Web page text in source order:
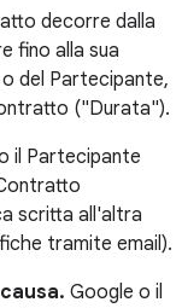
decorre dalla
fino alla sua
del Partecipante,
("Durata").
il Partecipante
scritta all'altra
tramite email).
Google o il